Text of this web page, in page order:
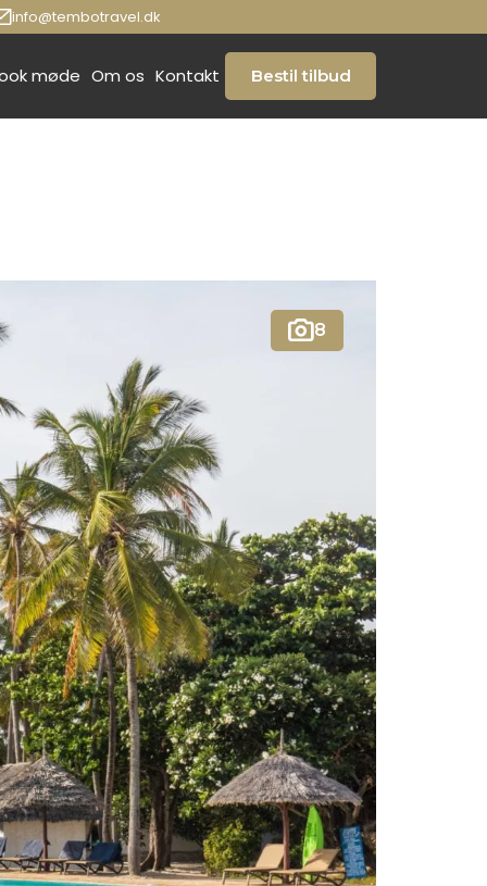
info@tembotravel.dk
møde Om os Kontakt Bestil tilbud
8